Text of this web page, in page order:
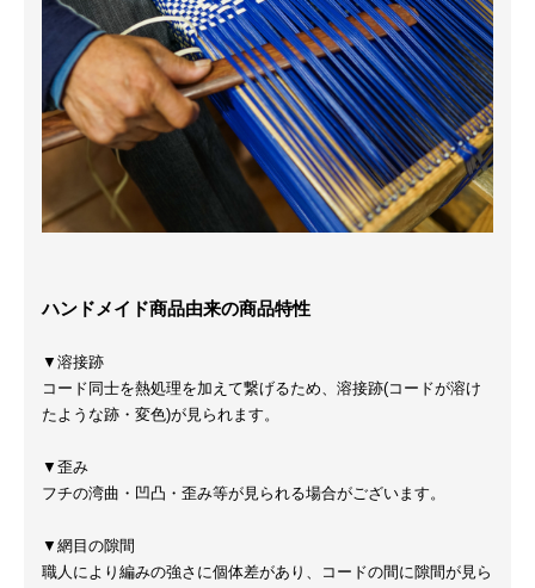
ハンドメイド商品由来の商品特性
▼溶接跡
コード同士を熱処理を加えて繋げるため、溶接跡(コードが溶け
たような跡・変色)が見られます。
▼歪み
フチの湾曲・凹凸・歪み等が見られる場合がございます。
▼網目の隙間
職人により編みの強さに個体差があり、コードの間に隙間が見ら